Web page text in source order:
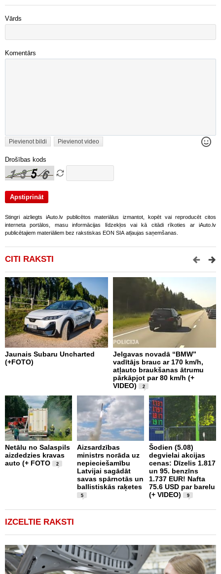
Vārds
Komentārs
Pievienot bildi Pievienot video
Drošības kods
Stingri aizliegts iAuto.lv publicētos materiālus izmantot, kopēt vai reproducēt citos
interneta portālos, masu informācijas līdzekļos vai kā citādi rīkoties ar iAuto.lv
publicētajiem materiāliem bez rakstiskas EON SIA atļaujas saņemšanas.
CITI RAKSTI
Jaunais Subaru Uncharted
(+FOTO)
Jelgavas novadā “BMW”
vadītājs brauc ar 170 km/h,
atļauto braukšanas ātrumu
pārkāpjot par 80 km/h (+
VIDEO)
2
Netālu no Salaspils
aizdedzies kravas
auto (+ FOTO
2
Aizsardzības
ministrs norāda uz
nepieciešamību
Latvijai sagādāt
savas spārnotās un
ballistiskās raķetes
5
Šodien (5.08)
degvielai akcijas
cenas: Dīzelis 1.817
un 95. benzīns
1.737 EUR! Nafta
75.6 USD par barelu
(+ VIDEO)
9
IZCELTIE RAKSTI